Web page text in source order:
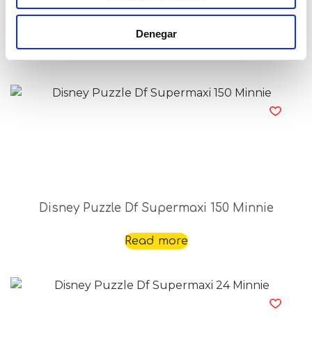
Denegar
Disney Puzzle Df Supermaxi 108 Minnie
Read more
Disney Puzzle Df Supermaxi 150 Minnie
Read more